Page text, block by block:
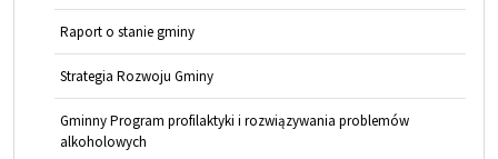
Raport o stanie gminy
Strategia Rozwoju Gminy
Gminny Program profilaktyki i rozwiązywania problemów
alkoholowych